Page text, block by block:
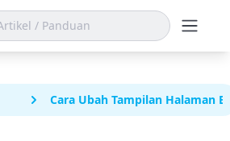
Cara Ubah Tampilan Halaman